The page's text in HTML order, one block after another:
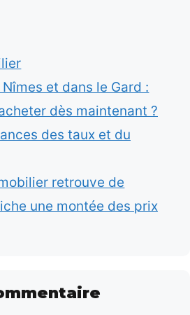
Nîmes et dans le Gard :
dès maintenant ?
des taux et du
retrouve de
une montée des prix